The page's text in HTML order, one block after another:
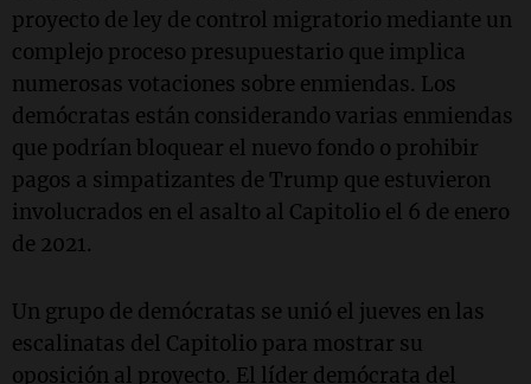
proyecto de ley de control migratorio mediante un
complejo proceso presupuestario que implica
numerosas votaciones sobre enmiendas. Los
demócratas están considerando varias enmiendas
que podrían bloquear el nuevo fondo o prohibir
pagos a simpatizantes de Trump que estuvieron
involucrados en el asalto al Capitolio el 6 de enero
de 2021.
Un grupo de demócratas se unió el jueves en las
escalinatas del Capitolio para mostrar su
oposición al proyecto. El líder demócrata del